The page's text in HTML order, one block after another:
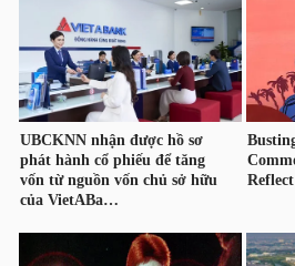
HÓA
KINH
TẾ